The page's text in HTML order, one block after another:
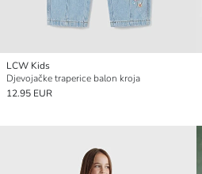
LCW Kids
Djevojačke traperice balon kroja
12.95 EUR